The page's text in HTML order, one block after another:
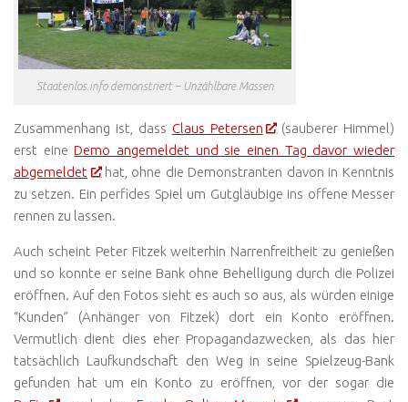
Staatenlos.info demonstriert – Unzählbare Massen
Zusammenhang ist, dass Claus Petersen
(sauberer Himmel)
erst eineDemo angemeldet und sie einen Tag davor wieder
abgemeldet
hat, ohne die Demonstranten davon in Kenntnis
zu setzen. Ein perfides Spiel um Gutgläubige ins offene Messer
rennen zu lassen.
Auch scheint Peter Fitzek weiterhin Narrenfreitheit zu genießen
und so konnte er seine Bank ohne Behelligung durch die Polizei
eröffnen. Auf den Fotos sieht es auch so aus, als würden einige
“Kunden” (Anhänger von Fitzek) dort ein Konto eröffnen.
Vermutlich dient dies eher Propagandazwecken, als das hier
tatsächlich Laufkundschaft den Weg in seine Spielzeug-Bank
gefunden hat um ein Konto zu eröffnen, vor der sogar die